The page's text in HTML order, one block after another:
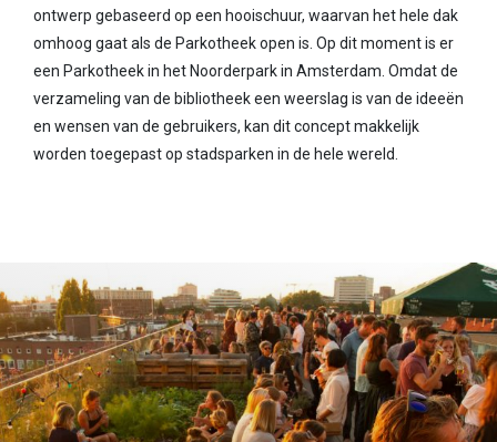
ontwerp gebaseerd op een hooischuur, waarvan het hele dak
omhoog gaat als de Parkotheek open is. Op dit moment is er
een Parkotheek in het Noorderpark in Amsterdam. Omdat de
verzameling van de bibliotheek een weerslag is van de ideeën
en wensen van de gebruikers, kan dit concept makkelijk
worden toegepast op stadsparken in de hele wereld.